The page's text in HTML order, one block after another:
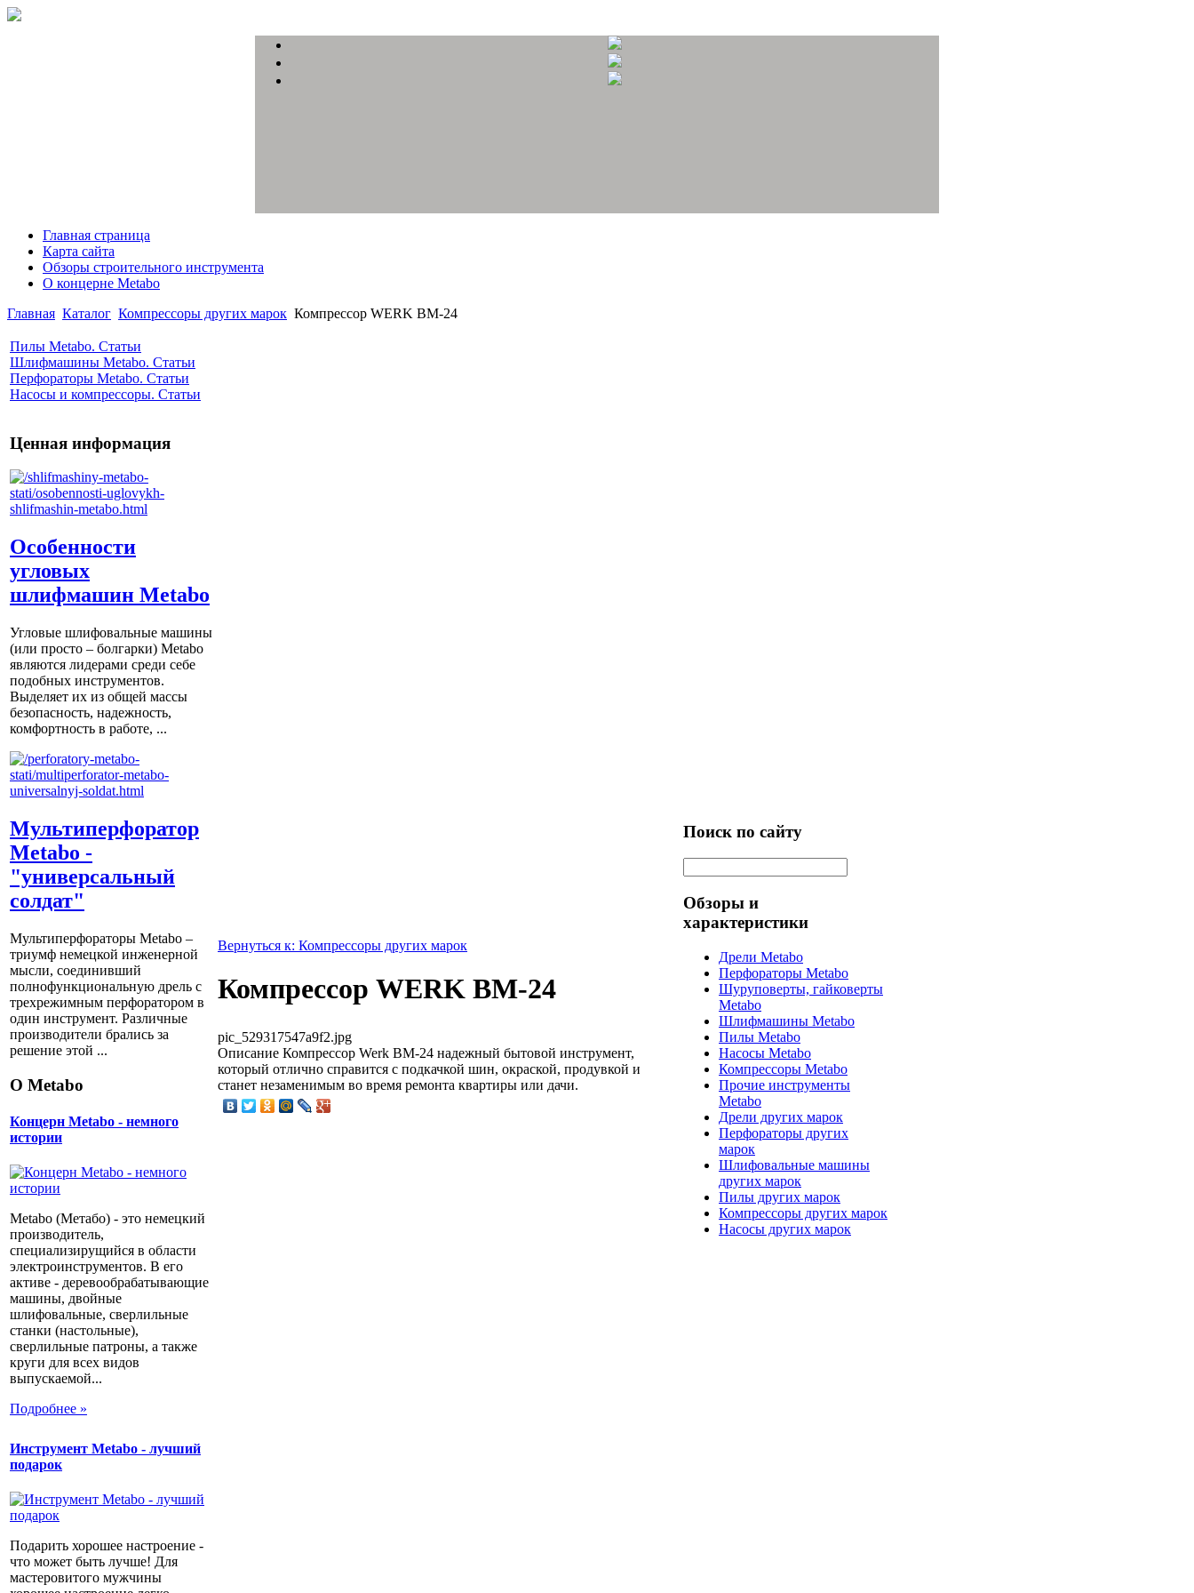
Главная страница
Карта сайта
Обзоры строительного инструмента
О концерне Metabo
Главная Каталог Компрессоры других марок Компрессор WERK BM-24
Пилы Metabo. Статьи
Шлифмашины Metabo. Статьи
Перфораторы Metabo. Статьи
Насосы и компрессоры. Статьи
Ценная информация
Особенности
угловых
шлифмашин Metabo
Угловые шлифовальные машины
(или просто – болгарки) Мetabo
являются лидерами среди себе
подобных инструментов.
Выделяет их из общей массы
безопасность, надежность,
комфортность в работе, ...
Мультиперфоратор
Metabo -
"универсальный
солдат"
Мультиперфораторы Metabo –
триумф немецкой инженерной
мысли, соединивший
полнофункциональную дрель с
трехрежимным перфоратором в
один инструмент. Различные
производители брались за
решение этой ...
О Metabo
Концерн Metabo - немного
истории
Metabo (Метабо) - это немецкий
производитель,
специализирущийся в области
электроинструментов. В его
активе - деревообрабатывающие
машины, двойные
шлифовальные, сверлильные
станки (настольные),
сверлильные патроны, а также
круги для всех видов
выпускаемой...
Подробнее »
Инструмент Metabo - лучший
подарок
Подарить хорошее настроение -
что может быть лучше! Для
мастеровитого мужчины
Вернуться к: Компрессоры других марок
Компрессор WERK BM-24
pic_529317547a9f2.jpg
Описание Компрессор Werk BM-24 надежный бытовой инструмент,
который отлично справится с подкачкой шин, окраской, продувкой и
станет незаменимым во время ремонта квартиры или дачи.
Поиск по сайту
Обзоры и
характеристики
Дрели Metabo
Перфораторы Metabo
Шуруповерты, гайковерты
Metabo
Шлифмашины Metabo
Пилы Metabo
Насосы Metabo
Компрессоры Metabo
Прочие инструменты
Metabo
Дрели других марок
Перфораторы других
марок
Шлифовальные машины
других марок
Пилы других марок
Компрессоры других марок
Насосы других марок